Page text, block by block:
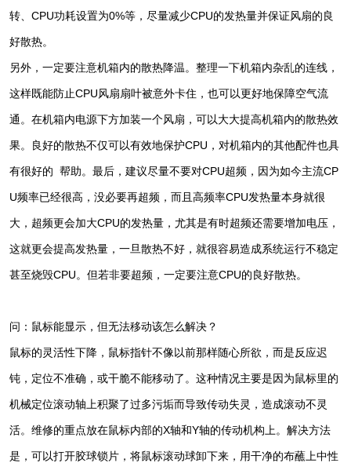
转、CPU功耗设置为0%等，尽量减少CPU的发热量并保证风扇的良
好散热。
另外，一定要注意机箱内的散热降温。整理一下机箱内杂乱的连线，
这样既能防止CPU风扇扇叶被意外卡住，也可以更好地保障空气流
通。在机箱内电源下方加装一个风扇，可以大大提高机箱内的散热效
果。良好的散热不仅可以有效地保护CPU，对机箱内的其他配件也具
有很好的 帮助。最后，建议尽量不要对CPU超频，因为如今主流CP
U频率已经很高，没必要再超频，而且高频率CPU发热量本身就很
大，超频更会加大CPU的发热量，尤其是有时超频还需要增加电压，
这就更会提高发热量，一旦散热不好，就很容易造成系统运行不稳定
甚至烧毁CPU。但若非要超频，一定要注意CPU的良好散热。
问：鼠标能显示，但无法移动该怎么解决？
鼠标的灵活性下降，鼠标指针不像以前那样随心所欲，而是反应迟
钝，定位不准确，或干脆不能移动了。这种情况主要是因为鼠标里的
机械定位滚动轴上积聚了过多污垢而导致传动失灵，造成滚动不灵
活。维修的重点放在鼠标内部的X轴和Y轴的传动机构上。解决方法
是，可以打开胶球锁片，将鼠标滚动球卸下来，用干净的布蘸上中性